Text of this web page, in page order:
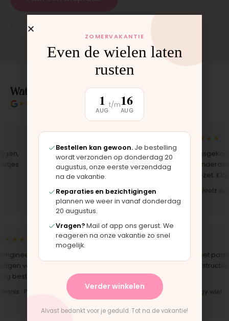
App: 06 - 2862 1330
Wat klanten over ons zeggen
★★★★★ 4.9/5 klantbeoordeling
★★★★★
"Bekleding zelf vervangen met de
set, zag er meteen weer als nieuw
uit. Duidelijk origineel spul."
Iris · Bugaboo bekleding
★★★★★
het onderdeel
opgezet. Klaar
Bas · Joolz
onderdeel voor een
van 10 jaar oud. Top dat dit
bestaat."
· Phil & Teds onderdeel
★★★★★
"Snelle levering en het paste
perfect. Montage-instructies
duidelijk."
Anne · Mountain Buggy wiel
ZOMERVAKANTIE
Even de wielen laten
rusten
1
AUG
t/m16
AUG
Bestellen kan gewoon. Je bestelling
wordt verzonden op donderdag 20
augustus, onze eerste verzenddag
na de vakantie.
Reparaties en bezichtigingen
plannen we weer in vanaf donderdag
20 augustus.
Vragen?Mail of app ons gerust. We
reageren na onze vakantie zo snel
mogelijk.
Verder winkelen
Alvast bedankt voor je geduld. Tot na de vakantie!